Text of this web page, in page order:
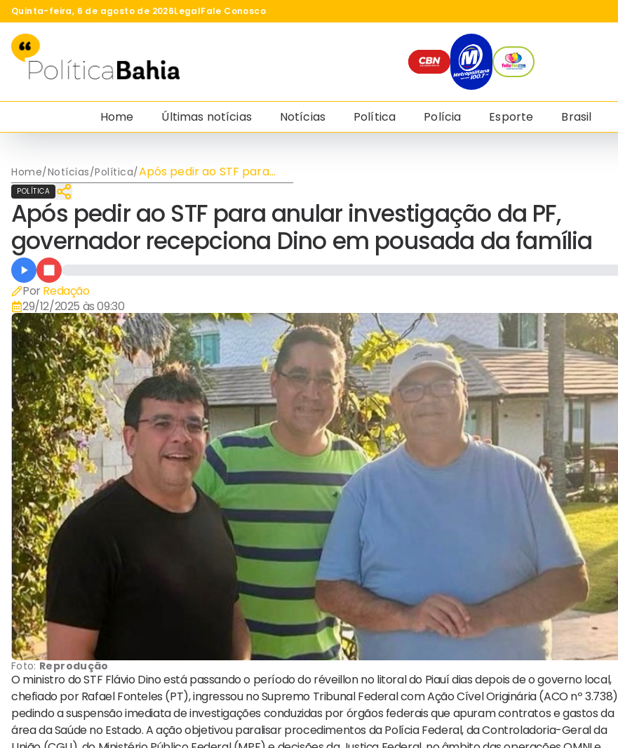
Quinta-feira, 6 de agosto de 2026LegalFale Conosco
Home Últimas notícias Notícias Política Polícia Esporte Brasil
Home/Notícias/Política/Após pedir ao STF para
anular investigação da PF,
Dino em pousada da
família
POLÍTICA
Após pedir ao STF para anular investigação da PF,
governador recepciona Dino em pousada da família
Por Redação
29/12/2025 às 09:30
Foto: Reprodução
O ministro do STF Flávio Dino está passando o período do réveillon no litoral do Piauí dias depois de o governo local,
chefiado por Rafael Fonteles (PT), ingressou no Supremo Tribunal Federal com Ação Cível Originária (ACO nº 3.738)
pedindo a suspensão imediata de investigações conduzidas por órgãos federais que apuram contratos e gastos da
área da Saúde no Estado. A ação objetivou paralisar procedimentos da Polícia Federal, da Controladoria-Geral da